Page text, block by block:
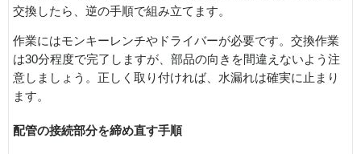
交換したら、逆の手順で組み立てます。
作業にはモンキーレンチやドライバーが必要です。交換作業
は30分程度で完了しますが、部品の向きを間違えないよう注
意しましょう。正しく取り付ければ、水漏れは確実に止まり
ます。
配管の接続部分を締め直す手順